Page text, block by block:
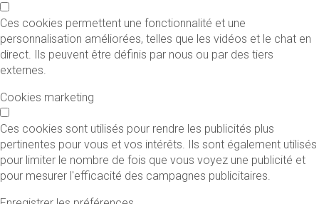
Ces cookies permettent une fonctionnalité et une
personnalisation améliorées, telles que les vidéos et le chat en
direct. Ils peuvent être définis par nous ou par des tiers
externes.
Cookies marketing
Ces cookies sont utilisés pour rendre les publicités plus
pertinentes pour vous et vos intérêts. Ils sont également utilisés
pour limiter le nombre de fois que vous voyez une publicité et
pour mesurer l'efficacité des campagnes publicitaires.